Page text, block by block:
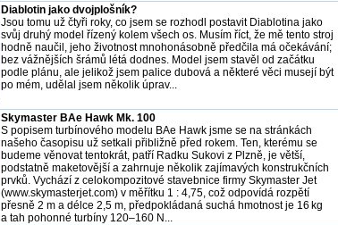
Diablotin jako dvojplošník?
Jsou tomu už čtyři roky, co jsem se rozhodl postavit Diablotina jako
svůj druhý model řízený kolem všech os. Musím říct, že mě tento stroj
hodně naučil, jeho životnost mnohonásobně předčila má očekávání;
bez vážnějších šrámů létá dodnes. Model jsem stavěl od začátku
podle plánu, ale jelikož jsem palice dubová a některé věci musejí být
po mém, udělal jsem několik úprav...
Skymaster BAe Hawk Mk. 100
S popisem turbínového modelu BAe Hawk jsme se na stránkách
našeho časopisu už setkali přibližně před rokem. Ten, kterému se
budeme věnovat tentokrát, patří Radku Sukovi z Plzně, je větší,
podstatně maketovější a zahrnuje několik zajímavých konstrukčních
prvků. Vychází z celokompozitové stavebnice firmy Skymaster Jet
(www.skymasterjet.com) v měřítku 1 : 4,75, což odpovídá rozpětí
přesně 2 m a délce 2,5 m, předpokládaná suchá hmotnost je 16 kg
a tah pohonné turbíny 120–160 N...